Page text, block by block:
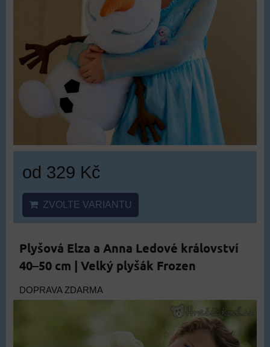
od 329 Kč
ZVOLTE VARIANTU
Plyšová Elza a Anna Ledové království
40–50 cm | Velký plyšák Frozen
DOPRAVA ZDARMA